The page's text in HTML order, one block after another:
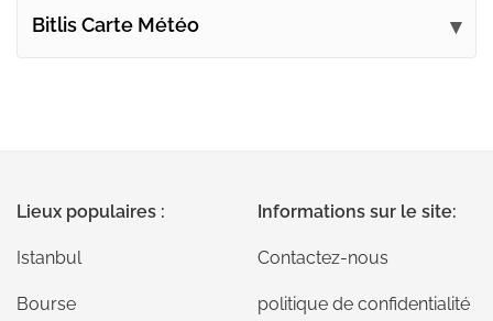
Bitlis Carte Météo
Lieux populaires :
Istanbul
Bourse
Informations sur le site:
Contactez-nous
politique de confidentialité